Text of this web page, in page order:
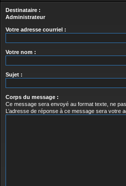
Destinataire :
Administrateur
Votre adresse courriel :
Votre nom :
Sujet :
Corps du message :
Ce message sera envoyé au format texte, ne
L’adresse de réponse à ce message sera votre